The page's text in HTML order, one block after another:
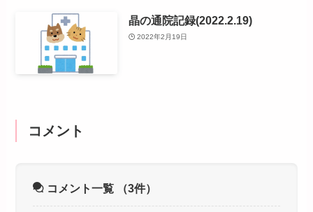
晶の通院記録(2022.2.19)
2022年2月19日
コメント
コメント一覧 （3件）